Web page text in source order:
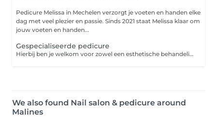
Pedicure Melissa in Mechelen verzorgt je voeten en handen elke
dag met veel plezier en passie. Sinds 2021 staat Melissa klaar om
jouw voeten en handen...
Gespecialiseerde pedicure
Hierbij ben je welkom voor zowel een esthetische behandeling als voor een gespecialiseerde behandeling. Gespecialiseerde behandelingen, likdoorns, eeltpitten, eelt, ingegroeide nagels, reconstructie van de nagel, trauma en schimmelnagels.
We also found Nail salon & pedicure around
Malines